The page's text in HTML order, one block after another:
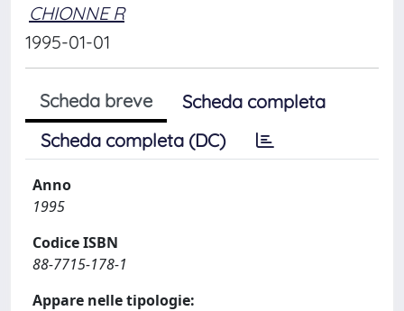
CHIONNE R
1995-01-01
Scheda breve
Scheda completa
Scheda completa (DC)
Anno
1995
Codice ISBN
88-7715-178-1
Appare nelle tipologie: